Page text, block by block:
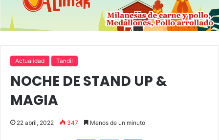
Actualidad Tandil
NOCHE DE STAND UP &
MAGIA
22 abril, 2022 347 Menos de un minuto